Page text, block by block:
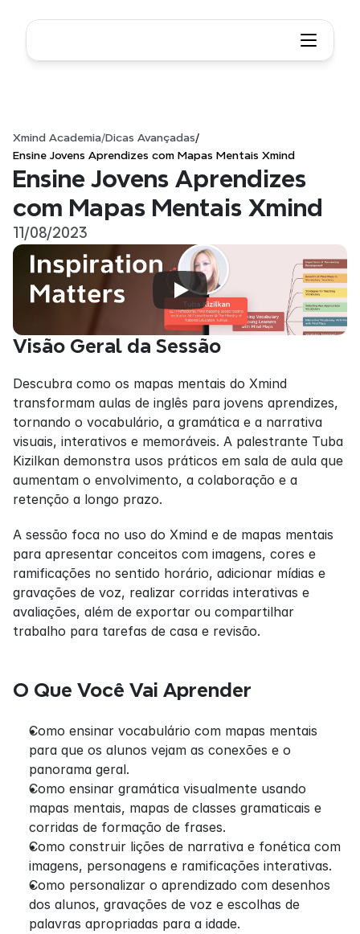
Xmind Academia/Dicas Avançadas/
Ensine Jovens Aprendizes com Mapas Mentais Xmind
Ensine Jovens Aprendizes
com Mapas Mentais Xmind
11/08/2023
Visão Geral da Sessão
Descubra como os mapas mentais do Xmind
transformam aulas de inglês para jovens aprendizes,
tornando o vocabulário, a gramática e a narrativa
visuais, interativos e memoráveis. A palestrante Tuba
Kizilkan demonstra usos práticos em sala de aula que
aumentam o envolvimento, a colaboração e a
retenção a longo prazo.
A sessão foca no uso do Xmind e de mapas mentais
para apresentar conceitos com imagens, cores e
ramificações no sentido horário, adicionar mídias e
gravações de voz, realizar corridas interativas e
avaliações, além de exportar ou compartilhar
trabalho para tarefas de casa e revisão.
O Que Você Vai Aprender
Como ensinar vocabulário com mapas mentais
para que os alunos vejam as conexões e o
panorama geral.
Como ensinar gramática visualmente usando
mapas mentais, mapas de classes gramaticais e
corridas de formação de frases.
Como construir lições de narrativa e fonética com
imagens, personagens e ramificações interativas.
Como personalizar o aprendizado com desenhos
dos alunos, gravações de voz e escolhas de
palavras apropriadas para a idade.